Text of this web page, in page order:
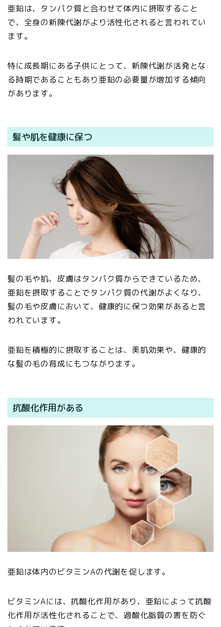
亜鉛は、タンパク質と合わせて体内に摂取すること
で、全身の新陳代謝がより活性化されると言われてい
ます。
特に成長期にある子供にとって、新陳代謝が活発とな
る時期であることもあり亜鉛の必要量が増加する傾向
があります。
髪や肌を健康に保つ
髪の毛や肌、皮膚はタンパク質からできているため、
亜鉛を摂取することでタンパク質の代謝がよくなり、
髪の毛や皮膚において、健康的に保つ効果があると言
われています。
亜鉛を積極的に摂取することは、美肌効果や、健康的
な髪の毛の育成にもつながります。
抗酸化作用がある
亜鉛は体内のビタミンAの代謝を促します。
ビタミンAには、抗酸化作用があり、亜鉛によって抗酸
化作用が活性化されることで、過酸化脂質の害を防ぐ